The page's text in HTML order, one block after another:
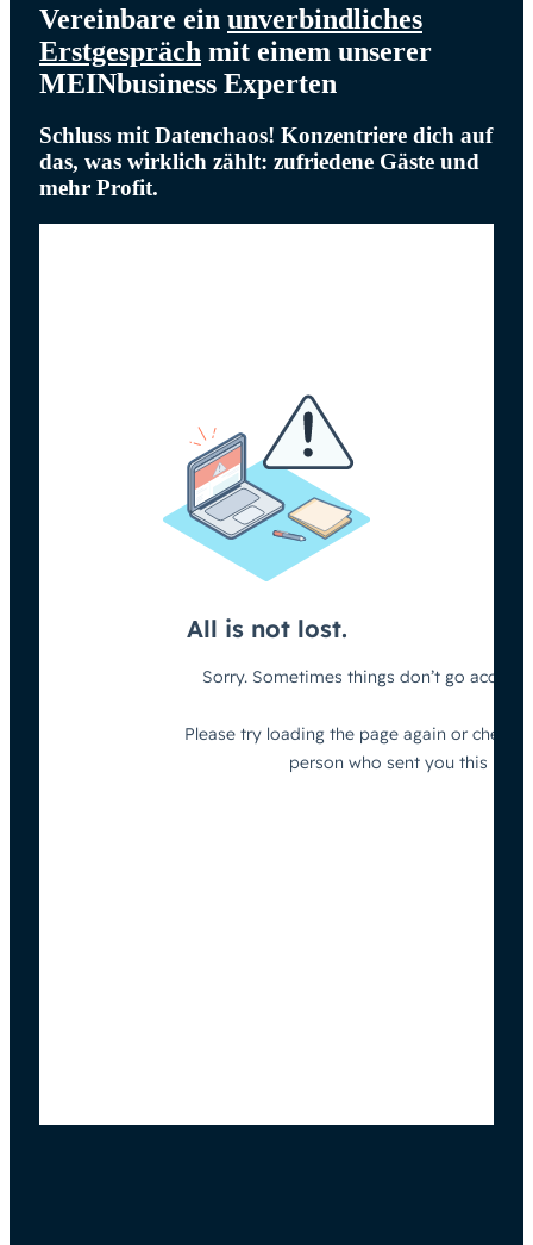
Vereinbare ein unverbindliches
Erstgespräch mit einem unserer
MEINbusiness Experten
Schluss mit Datenchaos! Konzentriere dich auf
das, was wirklich zählt: zufriedene Gäste und
mehr Profit.